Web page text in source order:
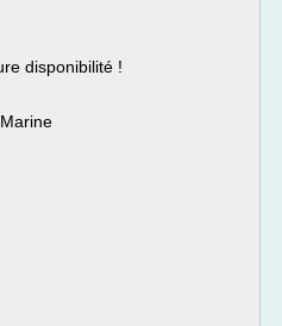
disponibilité !